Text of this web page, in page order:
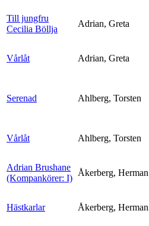
Till jungfru
Cecilia Böllja
Adrian, Greta
Vårlåt Adrian, Greta
Serenad Ahlberg, Torsten
Vårlåt Ahlberg, Torsten
Adrian Brushane
(Kompankörer: I)
Åkerberg, Herman
Hästkarlar Åkerberg, Herman